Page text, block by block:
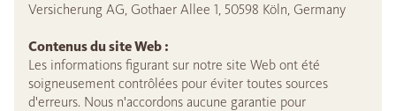
Versicherung AG, Gothaer Allee 1, 50598 Köln, Germany
Contenus du site Web :
Les informations figurant sur notre site Web ont été
soigneusement contrôlées pour éviter toutes sources
d'erreurs. Nous n'accordons aucune garantie pour